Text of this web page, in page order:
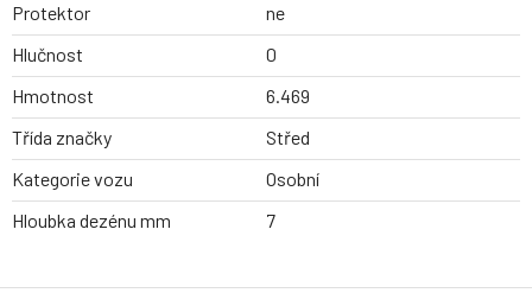
Protektor
ne
Hlučnost
0
Hmotnost
6.469
Třída značky
Střed
Kategorie vozu
Osobní
Hloubka dezénu mm
7